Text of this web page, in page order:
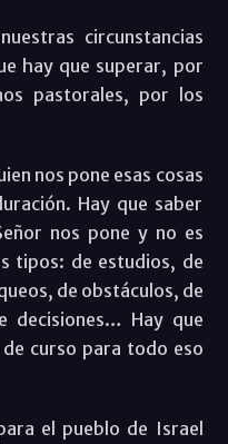
circunstancias
hay que superar, por
pastorales, por los
nos pone esas cosas
Hay que saber
nos pone y no es
tipos: de estudios, de
de obstáculos, de
decisiones… Hay que
curso para todo eso
el pueblo de Israel